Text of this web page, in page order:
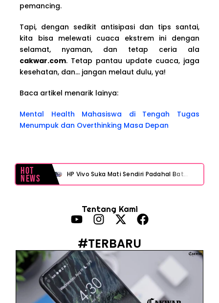
pemancing.
Tapi, dengan sedikit antisipasi dan tips santai,
kita bisa melewati cuaca ekstrem ini dengan
selamat, nyaman, dan tetap ceria ala
cakwar.com. Tetap pantau update cuaca, jaga
kesehatan, dan… jangan melaut dulu, ya!
Baca artikel menarik lainya:
Mental Health Mahasiswa di Tengah Tugas
Menumpuk dan Overthinking Masa Depan
Hot
News HP Vivo Suka Mati Sendiri Padahal Baterai Masih Banyak? Ini 5 Penyebab dan Solusinya!
Febrie Adriansyah Ditahan, Mengapa Tanpa Rompi Pink? Ini Penjelasan dan Faktanya
Tentang Kami
#TERBARU